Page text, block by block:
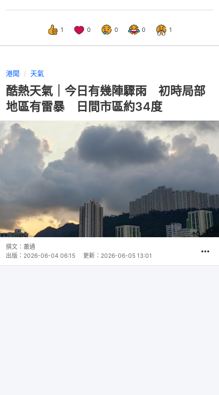
1 0 0 0 1
港聞 天氣
酷熱天氣｜今日有幾陣驟雨 初時局部
地區有雷暴 日間市區約34度
撰文： 蕭通
出版： 2026-06-04 06:15 更新： 2026-06-05 13:01